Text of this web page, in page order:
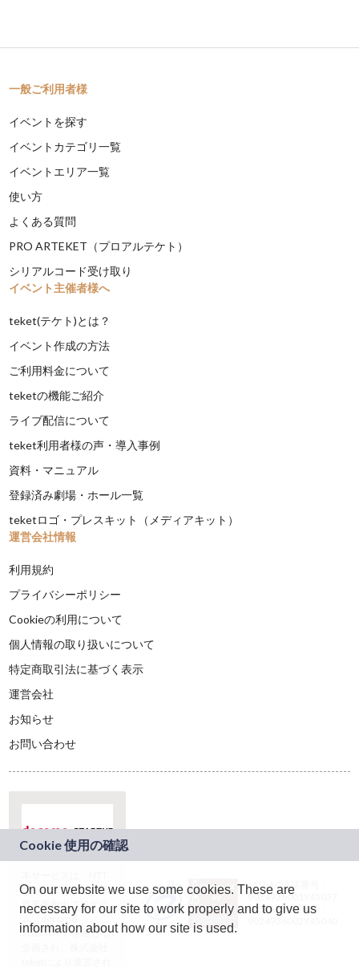
一般ご利用者様
イベントを探す
イベントカテゴリ一覧
イベントエリア一覧
使い方
よくある質問
PRO ARTEKET（プロアルテケト）
シリアルコード受け取り
イベント主催者様へ
teket(テケト)とは？
イベント作成の方法
ご利用料金について
teketの機能ご紹介
ライブ配信について
teket利用者様の声・導入事例
資料・マニュアル
登録済み劇場・ホール一覧
teketロゴ・プレスキット（メディアキット）
運営会社情報
利用規約
プライバシーポリシー
Cookieの利用について
個人情報の取り扱いについて
特定商取引法に基づく表示
運営会社
お知らせ
お問い合わせ
ドコモグループの新
規事業創出プログラ
ム「docomo
STARTUP」を通じて
JASRAC許諾番号：
9024936001Y45037
JASRAC許諾番号：
On our website we use some cookies. These are
necessary for our site to work properly and to give us
information about how our site is used.